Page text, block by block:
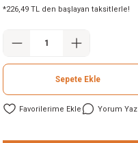
*226,49 TL den başlayan taksitlerle!
Sepete Ekle
Yorum Yaz